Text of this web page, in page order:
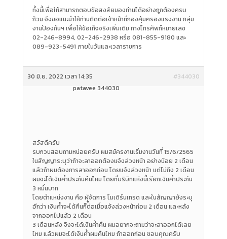
ทั้งนี้เพื่อให้สามารถตอบข้อสงสัยของท่านได้อย่างถูกต้องครบ
ถ้วน จึงขอแนะนำให้ท่านติดต่อเจ้าหน้าที่กองคุ้มครองแรงงาน กลุ่ม
งานป้องกันฯ เพื่อให้ข้อเท็จจริงเพิ่มเติม ทางโทรศัพท์หมายเลข
02-246-8994, 02-246-2938 หรือ 081-855-9180 และ
089-923-5491 ภายในวันและเวลาราชการ
30 มิ.ย. 2022 เวลา 14:35
#344030
patavee 344030
สวัสดีครับ
รบกวนสอบถามหน่อยครับ ผมสมัครงานเริ่มงานวันที่ 15/6/2565
ในสัญญาระบุว่าถ้าจะลาออกต้องแจ้งล่วงหน้า อย่างน้อย 2 เดือน
แล้วถ้าผมต้องการลาออกก่อน โดยแจ้งล่วงหน้า แต่ไม่ถึง 2 เดือน
ผมจะได้เงินค้ำประกันคืนไหม โดยที่บริษัทแห่งนี้เรียกเงินค้ำประกัน
3 หมื่นบาท
โดยตำแหน่งงาน คือ ผุูัจัดการ โมเดิร์นเทรด และในสัญญายังระบุ
อีกว่า เงินค้ำจะได้คืนก็ต่อเมื่อแจ้งล่วงหน้าก่อน 2 เดือน และหลัง
จากออกไปแล้ว 2 เดือน
3 เดือนหลัง จึงจะได้เงินค้ำคืน ผมอยากจะถามว่าจะลาออกได้เลย
ไหม แล้วผมจะได้เงินค้ำผมคืนไหม ถ้าออกก่อน ขอบคุณครับ